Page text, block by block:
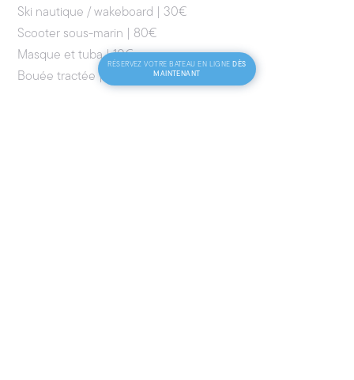
Ski nautique / wakeboard | 30€
Scooter sous-marin | 80€
Masque et tuba | 10€
Bouée tractée | 30€
RÉSERVEZ VOTRE BATEAU EN LIGNEDÈS
MAINTENANT